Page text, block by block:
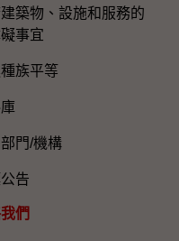
築物、設施和服務的
事宜
族平等
門/機構
告
們